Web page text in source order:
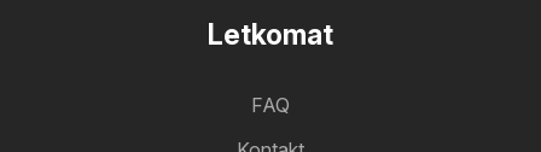
Letkomat
FAQ